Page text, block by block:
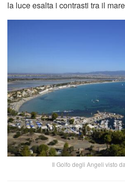
la luce esalta i contrasti tra il
Il Golfo degli Angeli visto